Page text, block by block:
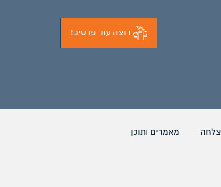
רוצה עוד פרטים!
מאמרים ותוכן